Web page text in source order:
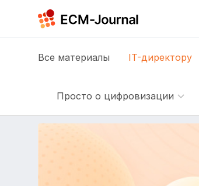
Все материалы IT-директору
Просто о цифровизации